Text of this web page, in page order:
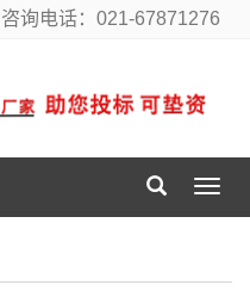
咨询电话：021-67871276
导
航